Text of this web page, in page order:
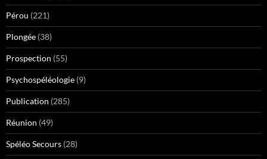
Pérou (221)
Plongée (38)
Prospection (55)
Psychospéléologie (9)
Publication (285)
Réunion (49)
Spéléo Secours (28)